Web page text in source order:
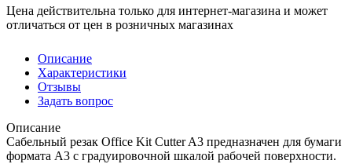
Цена действительна только для интернет-магазина и может
отличаться от цен в розничных магазинах
Описание
Характеристики
Отзывы
Задать вопрос
Описание
Сабельный резак Office Kit Cutter A3 предназначен для бумаги
формата А3 с градуировочной шкалой рабочей поверхности.